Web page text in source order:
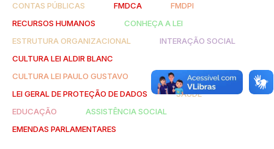
CONTAS PÚBLICAS
FMDCA
FMDPI
RECURSOS HUMANOS
CONHEÇA A LEI
ESTRUTURA ORGANIZACIONAL
INTERAÇÃO SOCIAL
CULTURA LEI ALDIR BLANC
CULTURA LEI PAULO GUSTAVO
LEI GERAL DE PROTEÇÃO DE DADOS
SAÚDE
EDUCAÇÃO
ASSISTÊNCIA SOCIAL
EMENDAS PARLAMENTARES